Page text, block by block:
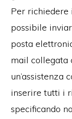
Per richiedere
possibile
posta
mail collegata
un’assistenza
inserire tutti i
specificando